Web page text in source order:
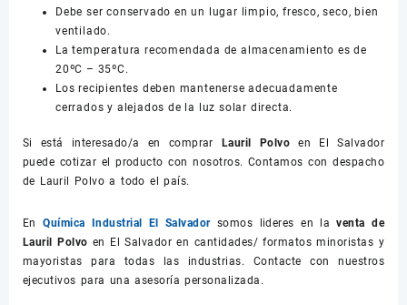
Debe ser conservado en un lugar limpio, fresco, seco, bien
ventilado.
La temperatura recomendada de almacenamiento es de
20ºC – 35ºC.
Los recipientes deben mantenerse adecuadamente
cerrados y alejados de la luz solar directa.
Si está interesado/a en comprar Lauril Polvoen El Salvador
puede cotizar el producto con nosotros. Contamos con despacho
de Lauril Polvo a todo el país.
EnQuímica Industrial El Salvadorsomos lideres en laventa de
Lauril Polvo en El Salvador en cantidades/ formatos minoristas y
mayoristas para todas las industrias. Contacte con nuestros
ejecutivos para una asesoría personalizada.